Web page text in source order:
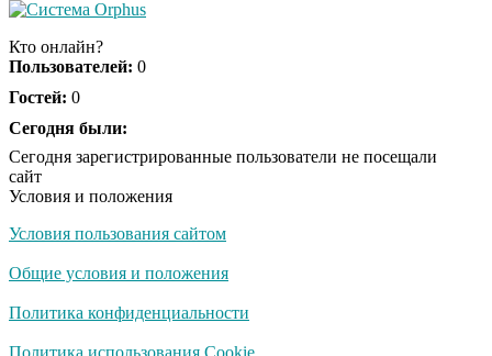
Публичный удар
Обнаружена тайная
Усольцева: вторая
Кто онлайн?
Пользователей: 0
Гостей: 0
Сегодня были:
Сегодня зарегистрированные пользователи не посещали
сайт
Условия и положения
Условия пользования сайтом
Общие условия и положения
Политика конфиденциальности
Политика использования Cookie